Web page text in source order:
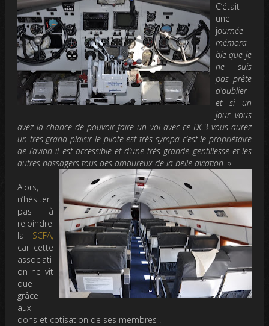
C’était
une
journée
mémora
ble que je
ne suis
pas prête
d’oublier
etsi un
jour vous
avez la chance de pouvoir faire un vol avec ce DC3 vous aurez
un très grand plaisir le pilote est très sympa c’est le propriétaire
de l’avion il est accessible et d’une très grande gentillesse et les
autres passagerstous des amoureux de la belle aviation. »
Alors,
n’hésiter
pas à
rejoindre
la SCFA,
car cette
associati
on ne vit
que
grâce
aux
dons et cotisation de ses membres !